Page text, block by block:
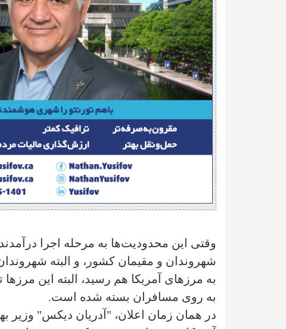
وقتی این محدودیت‌ها به مرحله اجرا
شهروندان و مقیمان کشور، و البته
به مرزهای آمریکا هم رسید، البته این
به روی مسافران بسته شده است.
در همان زمان اعلان، "آدریان دیکس" وزیر